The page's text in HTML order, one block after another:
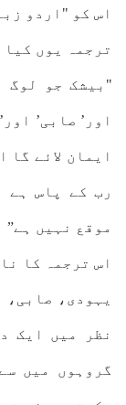
اس کو "اردو
ترجمہ یوں کیا
"بیشک جو لوگ
اور’ صابی’
ایمان لائے
رب کے پاس ہے
موقع نہیں ہے”
اس ترجمہ کا
یہودی، صابی،
نظر میں ایک
گروہوں میں